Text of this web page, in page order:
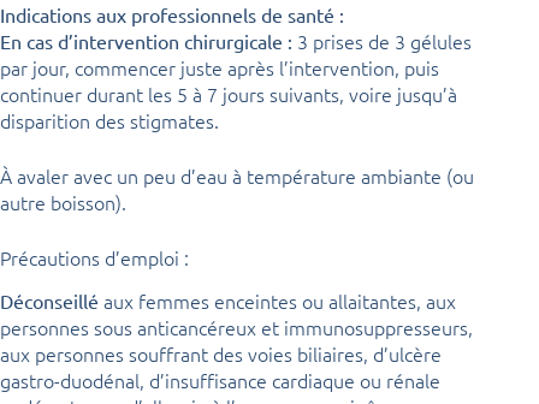
Indications aux professionnels de santé :
En cas d’intervention chirurgicale : 3 prises de 3 gélules
par jour, commencer juste après l’intervention, puis
continuer durant les 5 à 7 jours suivants, voire jusqu’à
disparition des stigmates.
À avaler avec un peu d’eau à température ambiante (ou
autre boisson).
Précautions d’emploi :
Déconseillé aux femmes enceintes ou allaitantes, aux
personnes sous anticancéreux et immunosuppresseurs,
aux personnes souffrant des voies biliaires, d’ulcère
gastro-duodénal, d’insuffisance cardiaque ou rénale